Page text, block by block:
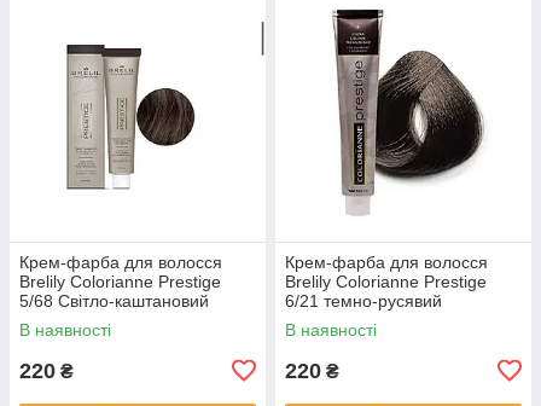
Крем-фарба для волосся
Brelily Colorianne Prestige
5/68 Світло-каштановий
шоколадний червоний
перець 100 мл
В наявності
220 ₴
Крем-фарба для волосся
Brelily Colorianne Prestige
6/21 темно-русявий
крижаний 100 мл
В наявності
220 ₴